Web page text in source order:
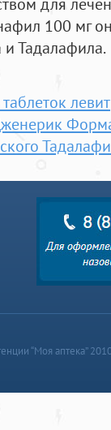
100 мг
Тадалафила.
“Моя аптека”